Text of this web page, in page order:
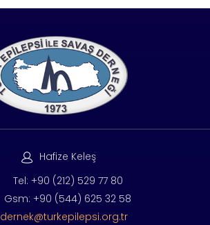
Hafize Keleş
Tel: +90 (212) 529 77 80
Gsm: +90 (544) 625 32 58
dernek@turkepilepsi.org.tr